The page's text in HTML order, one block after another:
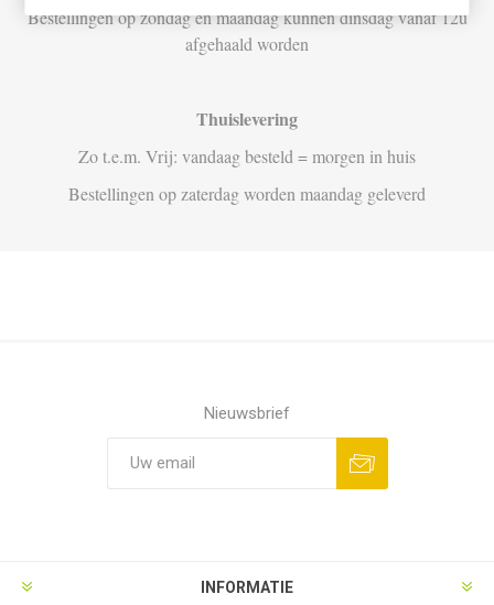
Bestellingen op zondag en maandag kunnen dinsdag vanaf 12u
afgehaald worden
Thuislevering
Zo t.e.m. Vrij: vandaag besteld = morgen in huis
Bestellingen op zaterdag worden maandag geleverd
Nieuwsbrief
INFORMATIE